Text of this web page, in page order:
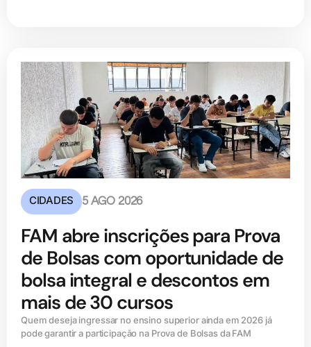
CIDADES 5 AGO 2026
FAM abre inscrições para Prova
de Bolsas com oportunidade de
bolsa integral e descontos em
mais de 30 cursos
Quem deseja ingressar no ensino superior ainda em 2026 já
pode garantir a participação na Prova de Bolsas da FAM